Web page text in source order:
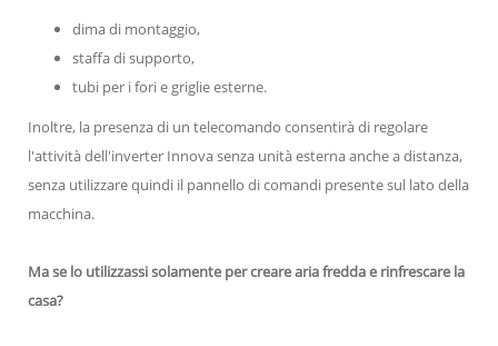
dima di montaggio,
staffa di supporto,
tubi per i fori e griglie esterne.
Inoltre, la presenza di un telecomando consentirà di regolare
l'attività dell'inverter Innova senza unità esterna anche a distanza,
senza utilizzare quindi il pannello di comandi presente sul lato della
macchina.
Ma se lo utilizzassi solamente per creare aria fredda e rinfrescare la
casa?